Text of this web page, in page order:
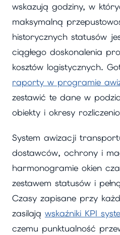
wskazują godziny, w
maksymalną
historycznych statusów
ciągłego doskonalenia
kosztów logistycznych.
raporty w programie
zestawić te dane w
obiekty i okresy
System awizacji
dostawców, ochrony i
harmonogramie okien
zestawem statusów i
Czasy zapisane przy
zasilają wskaźniki KPI
czemu punktualność